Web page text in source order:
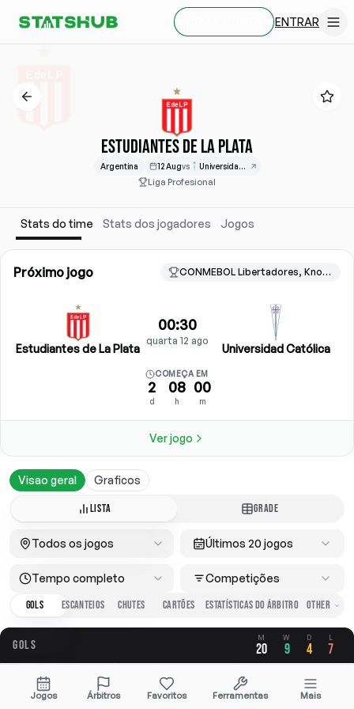
ENTRAR
ESTUDIANTES DE LA PLATA
Argentina 12 Augvs Universidad Católica
Liga Profesional
Stats do time Stats dos jogadores Jogos
Próximo jogo CONMEBOL Libertadores, Knockout stage
Estudiantes de La Plata
00:30
quarta 12 ago
Universidad Católica
COMEÇA EM
2
d
08
h
00
m
Ver jogo
Visao geral Graficos
LISTA GRADE
Todos os jogos Últimos 20 jogos
Tempo completo
Competições
GOLS
ESCANTEIOS CHUTES CARTÕES ESTATÍSTICAS DO ÁRBITRO
GOLS M
20
W
9
D
4
L
7
GERAL
1.95
A FAVOR
1.20
CONTRA
0.75
Jogos Árbitros Favoritos Ferramentas Mais